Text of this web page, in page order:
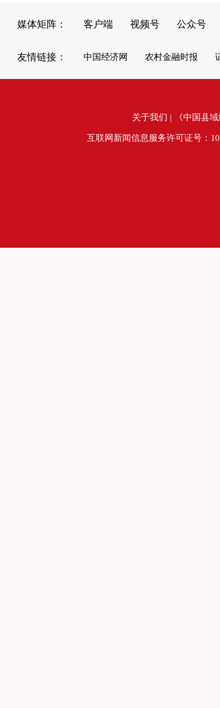
媒体矩阵： 客户端 视频号 公众号
友情链接： 中国经济网 农村金融时报
关于我们 | 《中国县
互联网新闻信息服务许可证号：